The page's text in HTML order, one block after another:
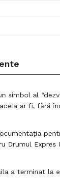
simbol al
ar fi, fără
Drumul Expres
a terminat la